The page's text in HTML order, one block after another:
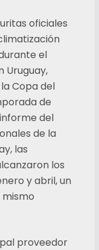
oficiales
el
Uruguay,
Copa del
de
del
de la
las
los
y abril, un
proveedor